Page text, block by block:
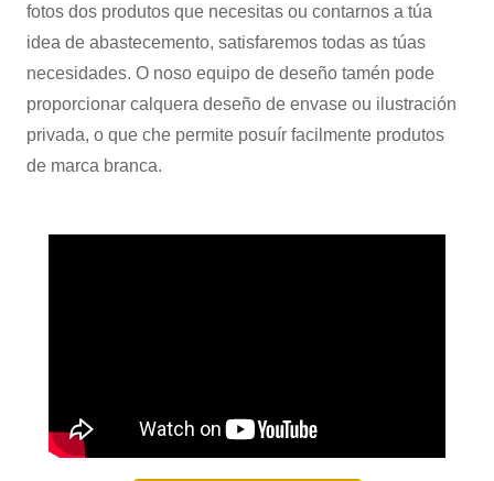
fotos dos produtos que necesitas ou contarnos a túa
idea de abastecemento, satisfaremos todas as túas
necesidades. O noso equipo de deseño tamén pode
proporcionar calquera deseño de envase ou ilustración
privada, o que che permite posuír facilmente produtos
de marca branca.